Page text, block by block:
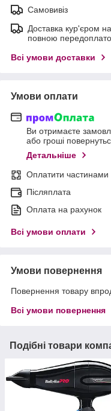
Самовивіз
Доставка кур'єром
повною
Всі умови доставки
Умови оплати
Ви отримаєте
або гроші
Детальніше
Оплатити частинами
Післяплата
Оплата на рахунок
Всі умови оплати
Умови повернення
Повернення товару
Всі умови повернення
Подібні товари